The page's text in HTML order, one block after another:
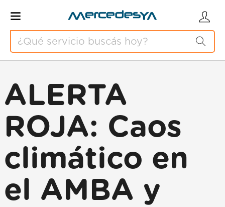
ALERTA
ROJA: Caos
climático en
el AMBA y